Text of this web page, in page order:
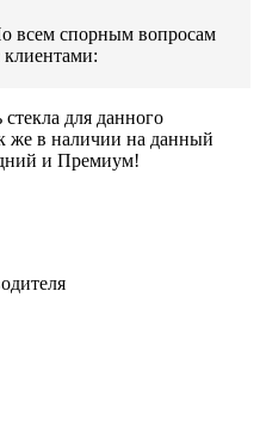
всем спорным вопросам
клиентами:
для данного
же в наличии на данный
и Премиум!